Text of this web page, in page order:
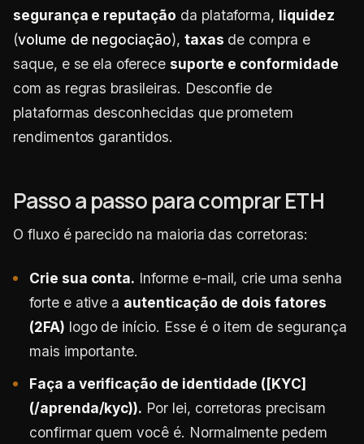
segurança e reputação da plataforma, liquidez
(volume de negociação), taxas de compra e
saque, e se ela oferece suporte e conformidade
com as regras brasileiras. Desconfie de
plataformas desconhecidas que prometem
rendimentos garantidos.
Passo a passo para comprar ETH
O fluxo é parecido na maioria das corretoras:
Crie sua conta. Informe e-mail, crie uma senha
forte e ative a autenticação de dois fatores
(2FA) logo de início. Esse é o item de segurança
mais importante.
Faça a verificação de identidade ([KYC]
(/aprenda/kyc)). Por lei, corretoras precisam
confirmar quem você é. Normalmente pedem